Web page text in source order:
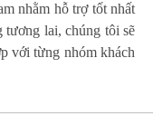
nhằm hỗ trợ tốt nhất
tương lai, chúng tôi sẽ
với từng nhóm khách